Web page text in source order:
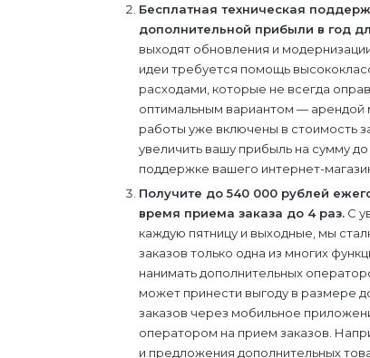
Бесплатная техническая
дополнительной прибыли в год
выходят обновления и
идеи требуется помощь
расходами, которые не всегда
оптимальным вариантом — арендой
работы уже включены в стоимость
увеличить вашу прибыль на сумму
поддержке вашего интернет-
Получите до 540 000 рублей
время приема заказа до 4 раз. С
каждую пятницу и выходные, мы
заказов только одна из многих
нанимать дополнительных
может принести выгоду в размере
заказов через мобильное
оператором на прием заказов.
и предложения дополнительных